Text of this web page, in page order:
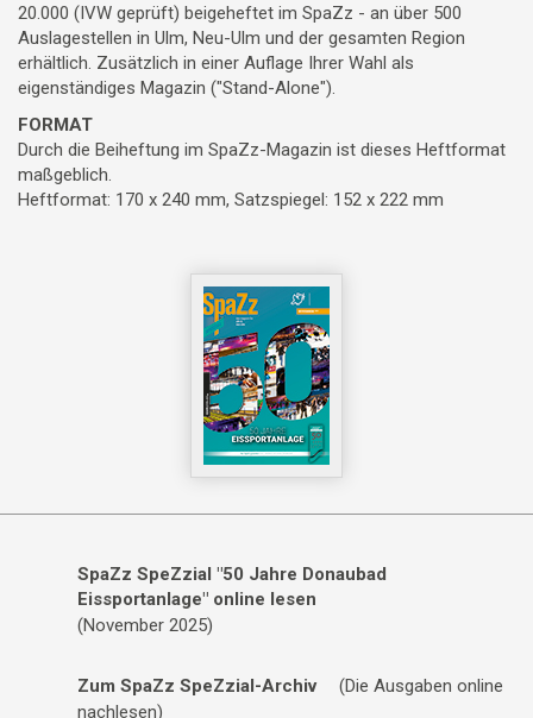
20.000 (IVW geprüft) beigeheftet im SpaZz - an über 500
Auslagestellen in Ulm, Neu-Ulm und der gesamten Region
erhältlich. Zusätzlich in einer Auflage Ihrer Wahl als
eigenständiges Magazin ("Stand-Alone").
FORMAT
Durch die Beiheftung im SpaZz-Magazin ist dieses Heftformat
maßgeblich.
Heftformat: 170 x 240 mm, Satzspiegel: 152 x 222 mm
SpaZz SpeZzial "50 Jahre Donaubad
Eissportanlage" online lesen
(November 2025)
Zum SpaZz SpeZzial-Archiv
(Die Ausgaben online
nachlesen)